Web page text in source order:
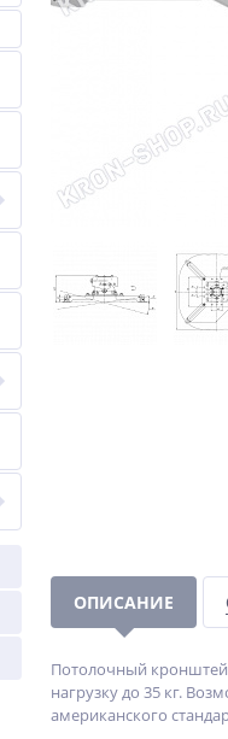
ОПИСАНИЕ
Потолочный
нагрузку до 35 кг.
американского